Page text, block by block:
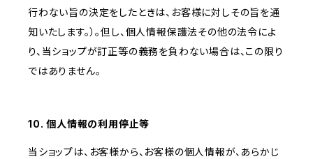
行わない旨の決定をしたときは、お客様に対しその旨を通
知いたします。）。但し、個人情報保護法その他の法令によ
り、当ショップが訂正等の義務を負わない場合は、この限り
ではありません。
10. 個人情報の利用停止等
当ショップは、お客様から、お客様の個人情報が、あらかじ